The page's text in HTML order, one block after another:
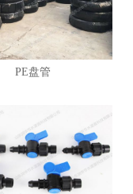
PE盘管